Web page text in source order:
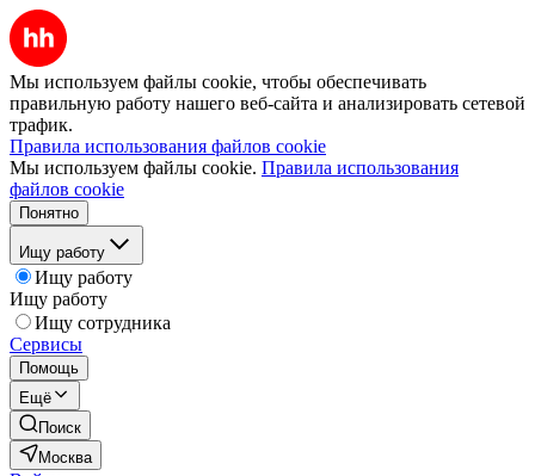
Мы используем файлы cookie, чтобы обеспечивать
правильную работу нашего веб-сайта и анализировать сетевой
трафик.
Правила использования файлов cookie
Мы используем файлы cookie. Правила использования
файлов cookie
Понятно
Ищу работу
Ищу работу
Ищу работу
Ищу сотрудника
Сервисы
Помощь
Ещё
Поиск
Москва